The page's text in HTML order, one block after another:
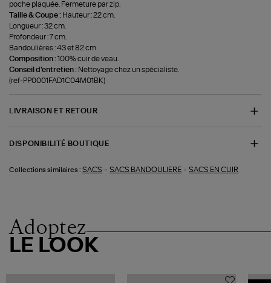
poche plaquée. Fermeture par zip.
Taille & Coupe : Hauteur : 22 cm.
Longueur : 32 cm.
Profondeur : 7 cm.
Bandoulières : 43 et 82 cm.
Composition :100% cuir de veau.
Conseil d'entretien : Nettoyage chez un spécialiste.
(ref-PP0001FAD1C04M01BK)
LIVRAISON ET RETOUR
DISPONIBILITÉ BOUTIQUE
Collections similaires : SACS -SACS BANDOULIERE -SACS EN CUIR
Adoptez
LE LOOK